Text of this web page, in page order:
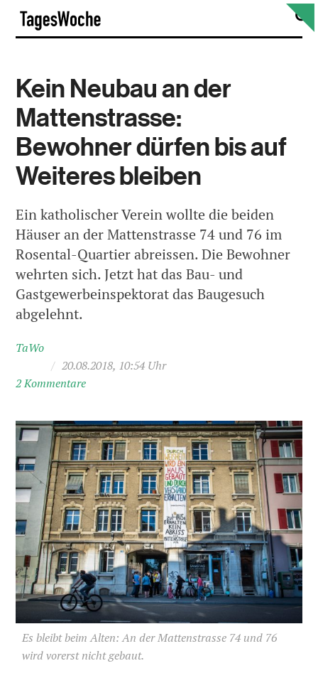
Skip
content
Kein Neubau an der
Mattenstrasse:
Bewohner dürfen bis auf
Weiteres bleiben
Ein katholischer Verein wollte die beiden
Häuser an der Mattenstrasse 74 und 76 im
Rosental-Quartier abreissen. Die Bewohner
wehrten sich. Jetzt hat das Bau- und
Gastgewerbeinspektorat das Baugesuch
abgelehnt.
TaWo
/ 20.08.2018, 10:54 Uhr
2 Kommentare
Es bleibt beim Alten: An der Mattenstrasse 74 und 76
wird vorerst nicht gebaut.